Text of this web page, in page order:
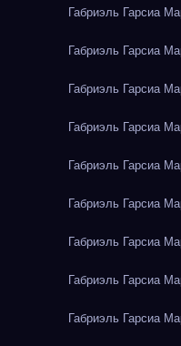
Габриэль Гарсиа
Габриэль Гарсиа
Габриэль Гарсиа
Габриэль Гарсиа
Габриэль Гарсиа
Габриэль Гарсиа
Габриэль Гарсиа
Габриэль Гарсиа
Габриэль Гарсиа